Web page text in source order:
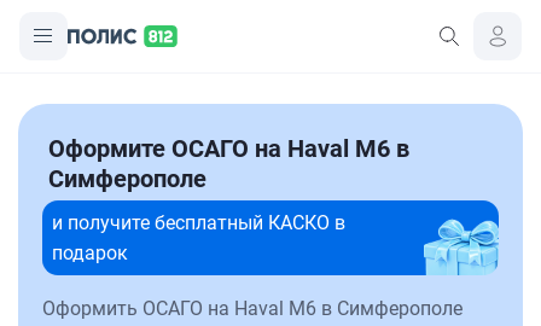
Оформите ОСАГО на Haval M6 в
Симферополе
и получите бесплатный КАСКО в
подарок
Оформить ОСАГО на Haval M6 в Симферополе